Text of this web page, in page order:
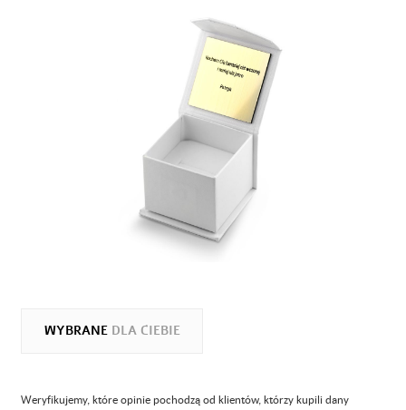
WYBRANEDLA CIEBIE
Weryfikujemy, które opinie pochodzą od klientów, którzy kupili dany